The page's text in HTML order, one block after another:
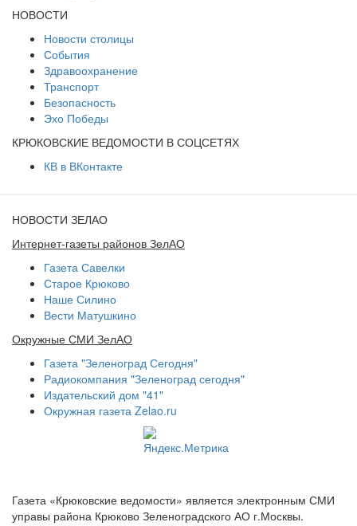
НОВОСТИ
Новости столицы
События
Здравоохранение
Транспорт
Безопасность
Эхо Победы
КРЮКОВСКИЕ ВЕДОМОСТИ В СОЦСЕТЯХ
КВ в ВКонтакте
НОВОСТИ ЗЕЛАО
Интернет-газеты районов ЗелАО
Газета Савелки
Старое Крюково
Наше Силино
Вести Матушкино
Окружные СМИ ЗелАО
Газета "Зеленоград Сегодня"
Радиокомпания "Зеленоград сегодня"
Издательский дом "41"
Окружная газета Zelao.ru
Газета «Крюковские ведомости» является электронным СМИ
управы района Крюково Зеленоградского АО г.Москвы.